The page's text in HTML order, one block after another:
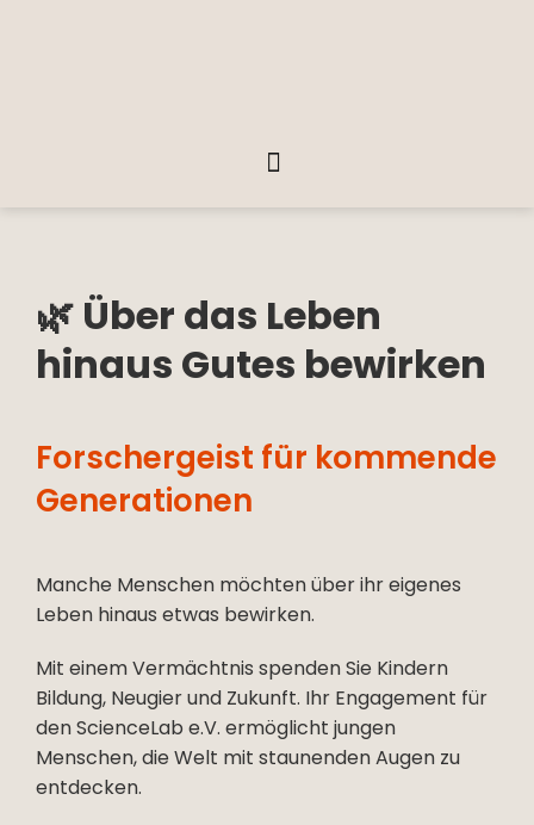
🌿 Über das Leben
hinaus Gutes bewirken
Forschergeist für kommende
Generationen
Manche Menschen möchten über ihr eigenes
Leben hinaus etwas bewirken.
Mit einemVermächtnis spendenSie Kindern
Bildung, Neugier und Zukunft. Ihr Engagement für
den ScienceLab e.V. ermöglicht jungen
Menschen, die Welt mit staunenden Augen zu
entdecken.